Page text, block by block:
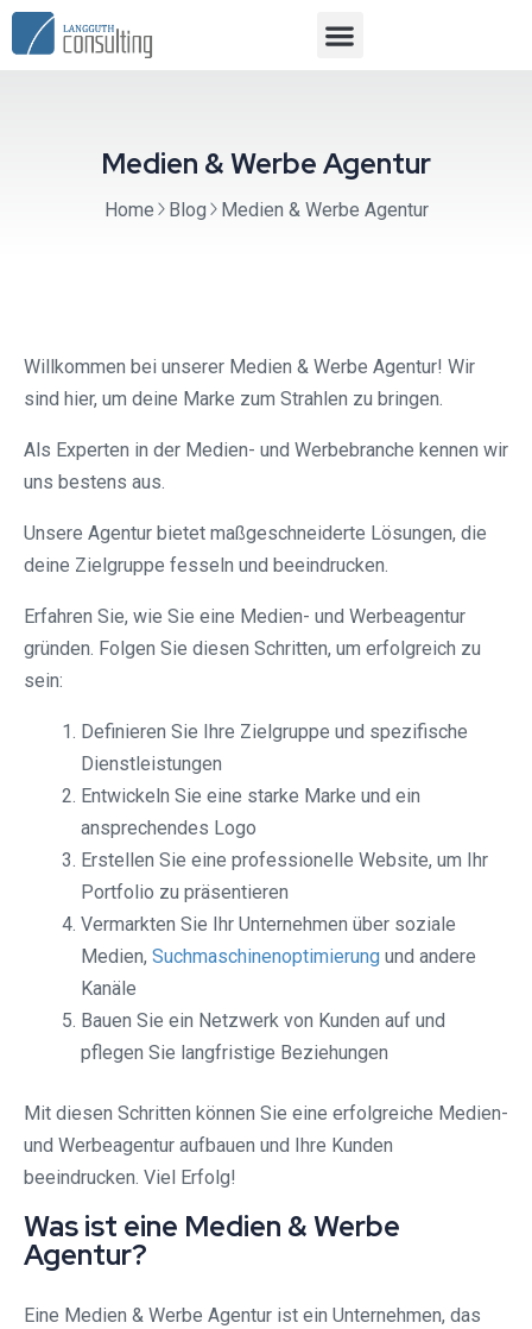
Medien & Werbe Agentur
Home Blog Medien & Werbe Agentur
Willkommen bei unserer Medien & Werbe Agentur! Wir
sind hier, um deine Marke zum Strahlen zu bringen.
Als Experten in der Medien- und Werbebranche kennen wir
uns bestens aus.
Unsere Agentur bietet maßgeschneiderte Lösungen, die
deine Zielgruppe fesseln und beeindrucken.
Erfahren Sie, wie Sie eine Medien- und Werbeagentur
gründen. Folgen Sie diesen Schritten, um erfolgreich zu
sein:
Definieren Sie Ihre Zielgruppe und spezifische
Dienstleistungen
Entwickeln Sie eine starke Marke und ein
ansprechendes Logo
Erstellen Sie eine professionelle Website, um Ihr
Portfolio zu präsentieren
Vermarkten Sie Ihr Unternehmen über soziale
Medien, Suchmaschinenoptimierung und andere
Kanäle
Bauen Sie ein Netzwerk von Kunden auf und
pflegen Sie langfristige Beziehungen
Mit diesen Schritten können Sie eine erfolgreiche Medien-
und Werbeagentur aufbauen und Ihre Kunden
beeindrucken. Viel Erfolg!
Was ist eine Medien & Werbe
Agentur?
Eine Medien & Werbe Agentur ist ein Unternehmen, das